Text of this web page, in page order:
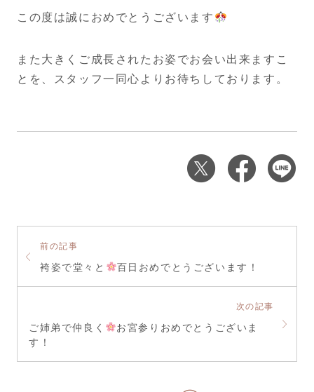
この度は誠におめでとうございます
また大きくご成長されたお姿でお会い出来ますこ
とを、スタッフ一同心よりお待ちしております。
前の記事
袴姿で堂々と 百日おめでとうございます！
次の記事
ご姉弟で仲良く
お宮参りおめでとうございま
す！